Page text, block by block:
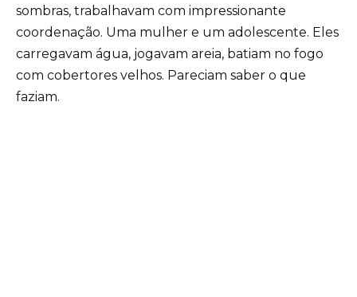
sombras, trabalhavam com impressionante
coordenação. Uma mulher e um adolescente. Eles
carregavam água, jogavam areia, batiam no fogo
com cobertores velhos. Pareciam saber o que
faziam.